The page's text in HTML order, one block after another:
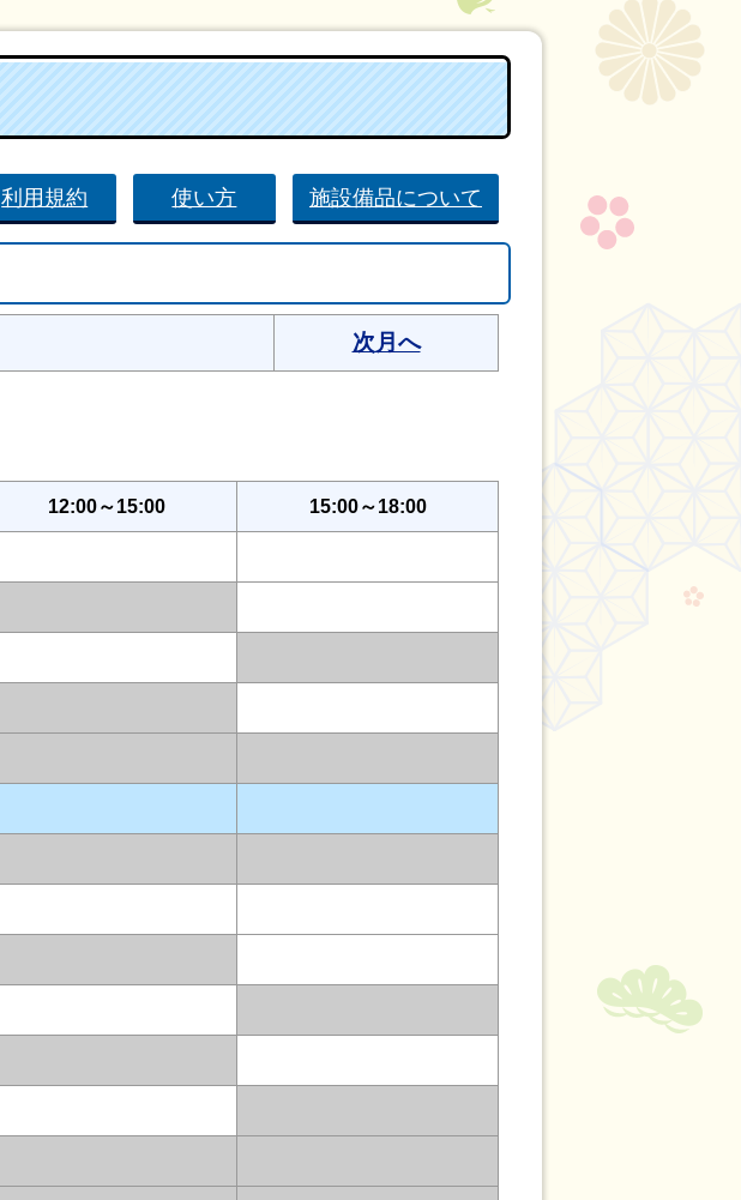
利用規約 使い方 施設備品について
次月へ
12:00～15:00 15:00～18:00